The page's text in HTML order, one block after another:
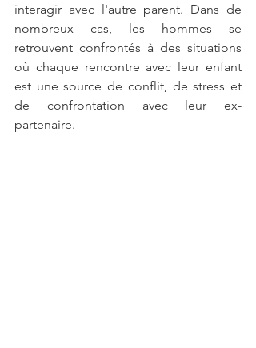
interagir avec l'autre parent. Dans de
nombreux cas, les hommes se
retrouvent confrontés à des situations
où chaque rencontre avec leur enfant
est une source de conflit, de stress et
de confrontation avec leur ex-
partenaire.